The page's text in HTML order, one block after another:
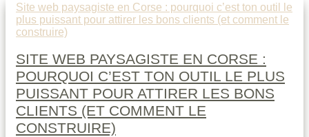
Site web paysagiste en Corse : pourquoi c’est ton outil le
plus puissant pour attirer les bons clients (et comment le
construire)
SITE WEB PAYSAGISTE EN CORSE :
POURQUOI C’EST TON OUTIL LE PLUS
PUISSANT POUR ATTIRER LES BONS
CLIENTS (ET COMMENT LE
CONSTRUIRE)